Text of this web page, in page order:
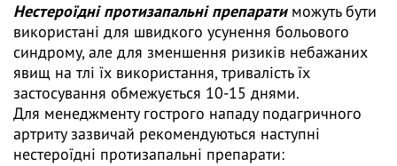
Нестероїдні протизапальні препаратиможуть бути
використані для швидкого усунення больового
синдрому, але для зменшення ризиків небажаних
явищ на тлі їх використання, тривалість їх
застосування обмежується 10-15 днями.
Для менеджменту гострого нападу подагричного
артриту зазвичай рекомендуються наступні
нестероїдні протизапальні препарати: